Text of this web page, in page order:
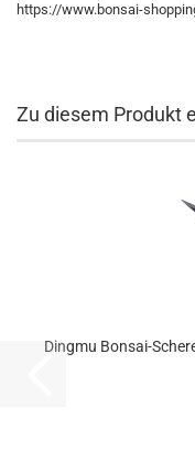
https://www.bonsai-
Zu diesem Produkt
Dingmu Bonsai-